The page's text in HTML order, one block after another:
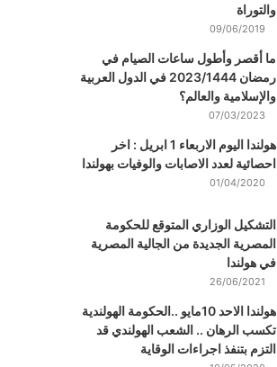
والتوراة
09/06/2019
ما أقصر وأطول ساعات الصيام في
رمضان 2023/1444 في الدول العربية
والإسلامية والعالم؟
07/03/2023
هولندا اليوم الاربعاء 1 ابريل : اخر
احصائية لعدد الاصابات والوفيات بهولندا
01/04/2020
التشكيل الوزاري المتوقع للحكومة
المصرية الجديدة من الجالية المصرية
في هولندا
26/06/2021
هولندا الاحد 10مايو ..الحكومة الهولندية
تكسب الرهان .. الشعب الهولندي قد
التزم بتنفذ اجراءات الوقاية